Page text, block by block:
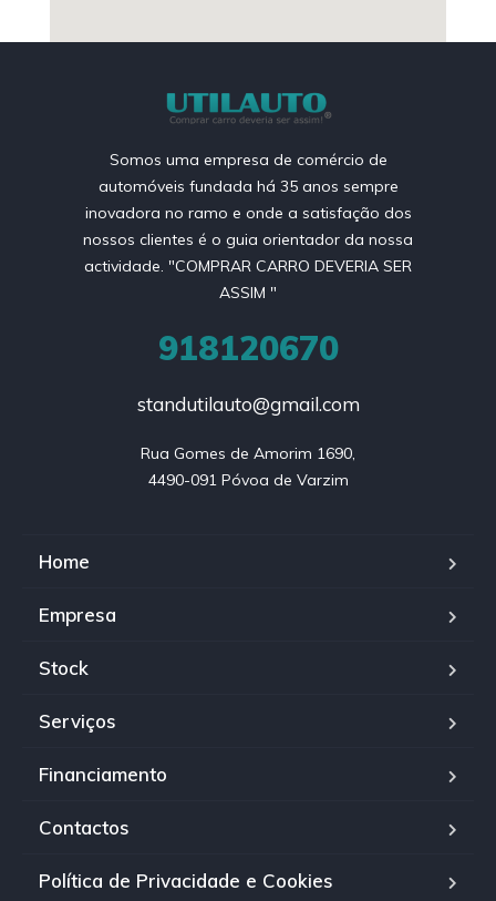
Somos uma empresa de comércio de
automóveis fundada há 35 anos sempre
inovadora no ramo e onde a satisfação dos
nossos clientes é o guia orientador da nossa
actividade. "COMPRAR CARRO DEVERIA SER
ASSIM "
918120670
standutilauto@gmail.com
Rua Gomes de Amorim 1690,
4490-091 Póvoa de Varzim
Home
Empresa
Stock
Serviços
Financiamento
Contactos
Política de Privacidade e Cookies